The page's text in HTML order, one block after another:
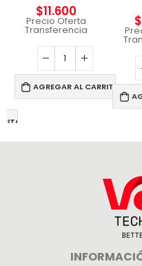
$11.600
Precio Oferta
Transferencia
AGREGAR AL CARRITO
$